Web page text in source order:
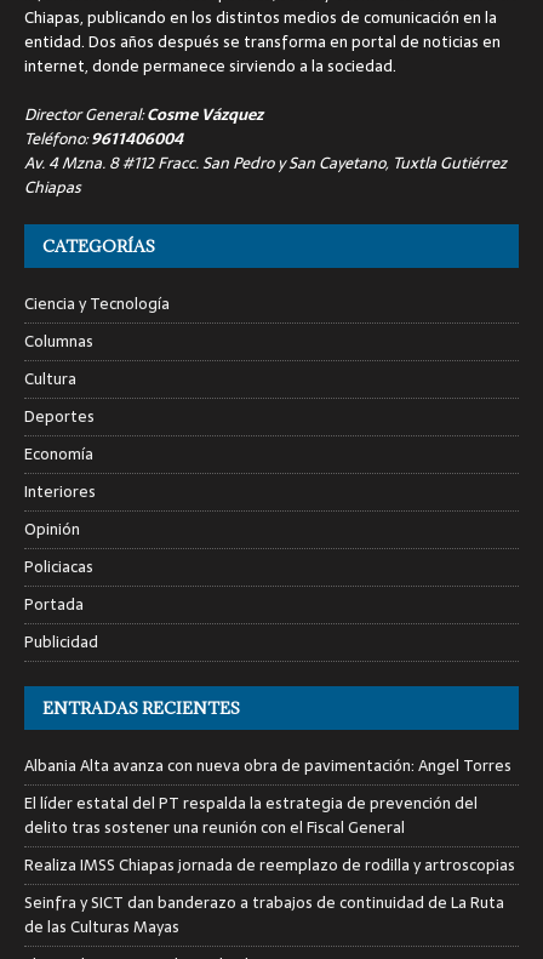
Chiapas, publicando en los distintos medios de comunicación en la
entidad. Dos años después se transforma en portal de noticias en
internet, donde permanece sirviendo a la sociedad.
Director General:Cosme Vázquez
Teléfono:9611406004
Av. 4 Mzna. 8 #112 Fracc. San Pedro y San Cayetano, Tuxtla Gutiérrez
Chiapas
CATEGORÍAS
Ciencia y Tecnología
Columnas
Cultura
Deportes
Economía
Interiores
Opinión
Policiacas
Portada
Publicidad
ENTRADAS RECIENTES
Albania Alta avanza con nueva obra de pavimentación: Angel Torres
El líder estatal del PT respalda la estrategia de prevención del
delito tras sostener una reunión con el Fiscal General
Realiza IMSS Chiapas jornada de reemplazo de rodilla y artroscopias
Seinfra y SICT dan banderazo a trabajos de continuidad de La Ruta
de las Culturas Mayas